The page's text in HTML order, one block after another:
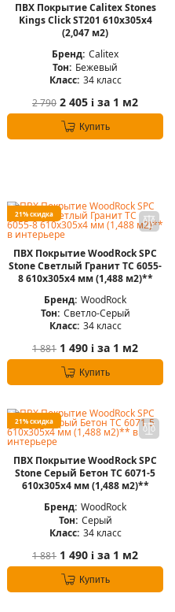
ПВХ Покрытие Calitex Stones
Kings Click ST201 610x305x4
(2,047 м2)
Бренд: Calitex
Тон: Бежевый
Класс: 34 класс
2 790 2 405 i за 1 м2
Купить
21% скидка
ПВХ Покрытие WoodRock SPC
Stone Светлый Гранит TC 6055-
8 610х305х4 мм (1,488 м2)**
Бренд: WoodRock
Тон: Светло-Серый
Класс: 34 класс
1 881 1 490 i за 1 м2
Купить
21% скидка
ПВХ Покрытие WoodRock SPC
Stone Серый Бетон TC 6071-5
610х305х4 мм (1,488 м2)**
Бренд: WoodRock
Тон: Серый
Класс: 34 класс
1 881 1 490 i за 1 м2
Купить